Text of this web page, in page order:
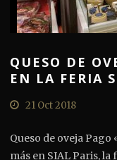
QUESO DE
EN LA FERIA
21 Oct 2018
Queso de oveja Pago
más en SIAL Paris,